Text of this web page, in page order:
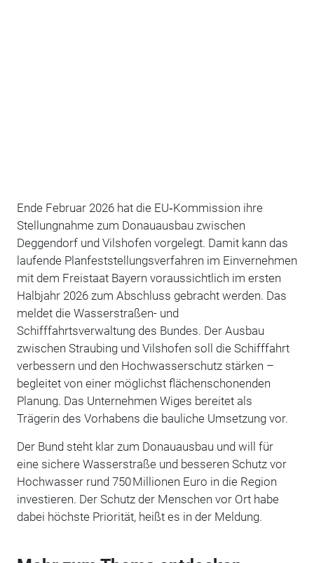
Ende Februar 2026 hat die EU‑Kommission ihre
Stellungnahme zum Donauausbau zwischen
Deggendorf und Vilshofen vorgelegt. Damit kann das
laufende Planfeststellungsverfahren im Einvernehmen
mit dem Freistaat Bayern voraussichtlich im ersten
Halbjahr 2026 zum Abschluss gebracht werden. Das
meldet die Wasserstraßen- und
Schifffahrtsverwaltung des Bundes. Der Ausbau
zwischen Straubing und Vilshofen soll die Schifffahrt
verbessern und den Hochwasserschutz stärken –
begleitet von einer möglichst flächenschonenden
Planung. Das Unternehmen Wiges bereitet als
Trägerin des Vorhabens die bauliche Umsetzung vor.
Der Bund steht klar zum Donauausbau und will für
eine sichere Wasserstraße und besseren Schutz vor
Hochwasser rund 750 Millionen Euro in die Region
investieren. Der Schutz der Menschen vor Ort habe
dabei höchste Priorität, heißt es in der Meldung.